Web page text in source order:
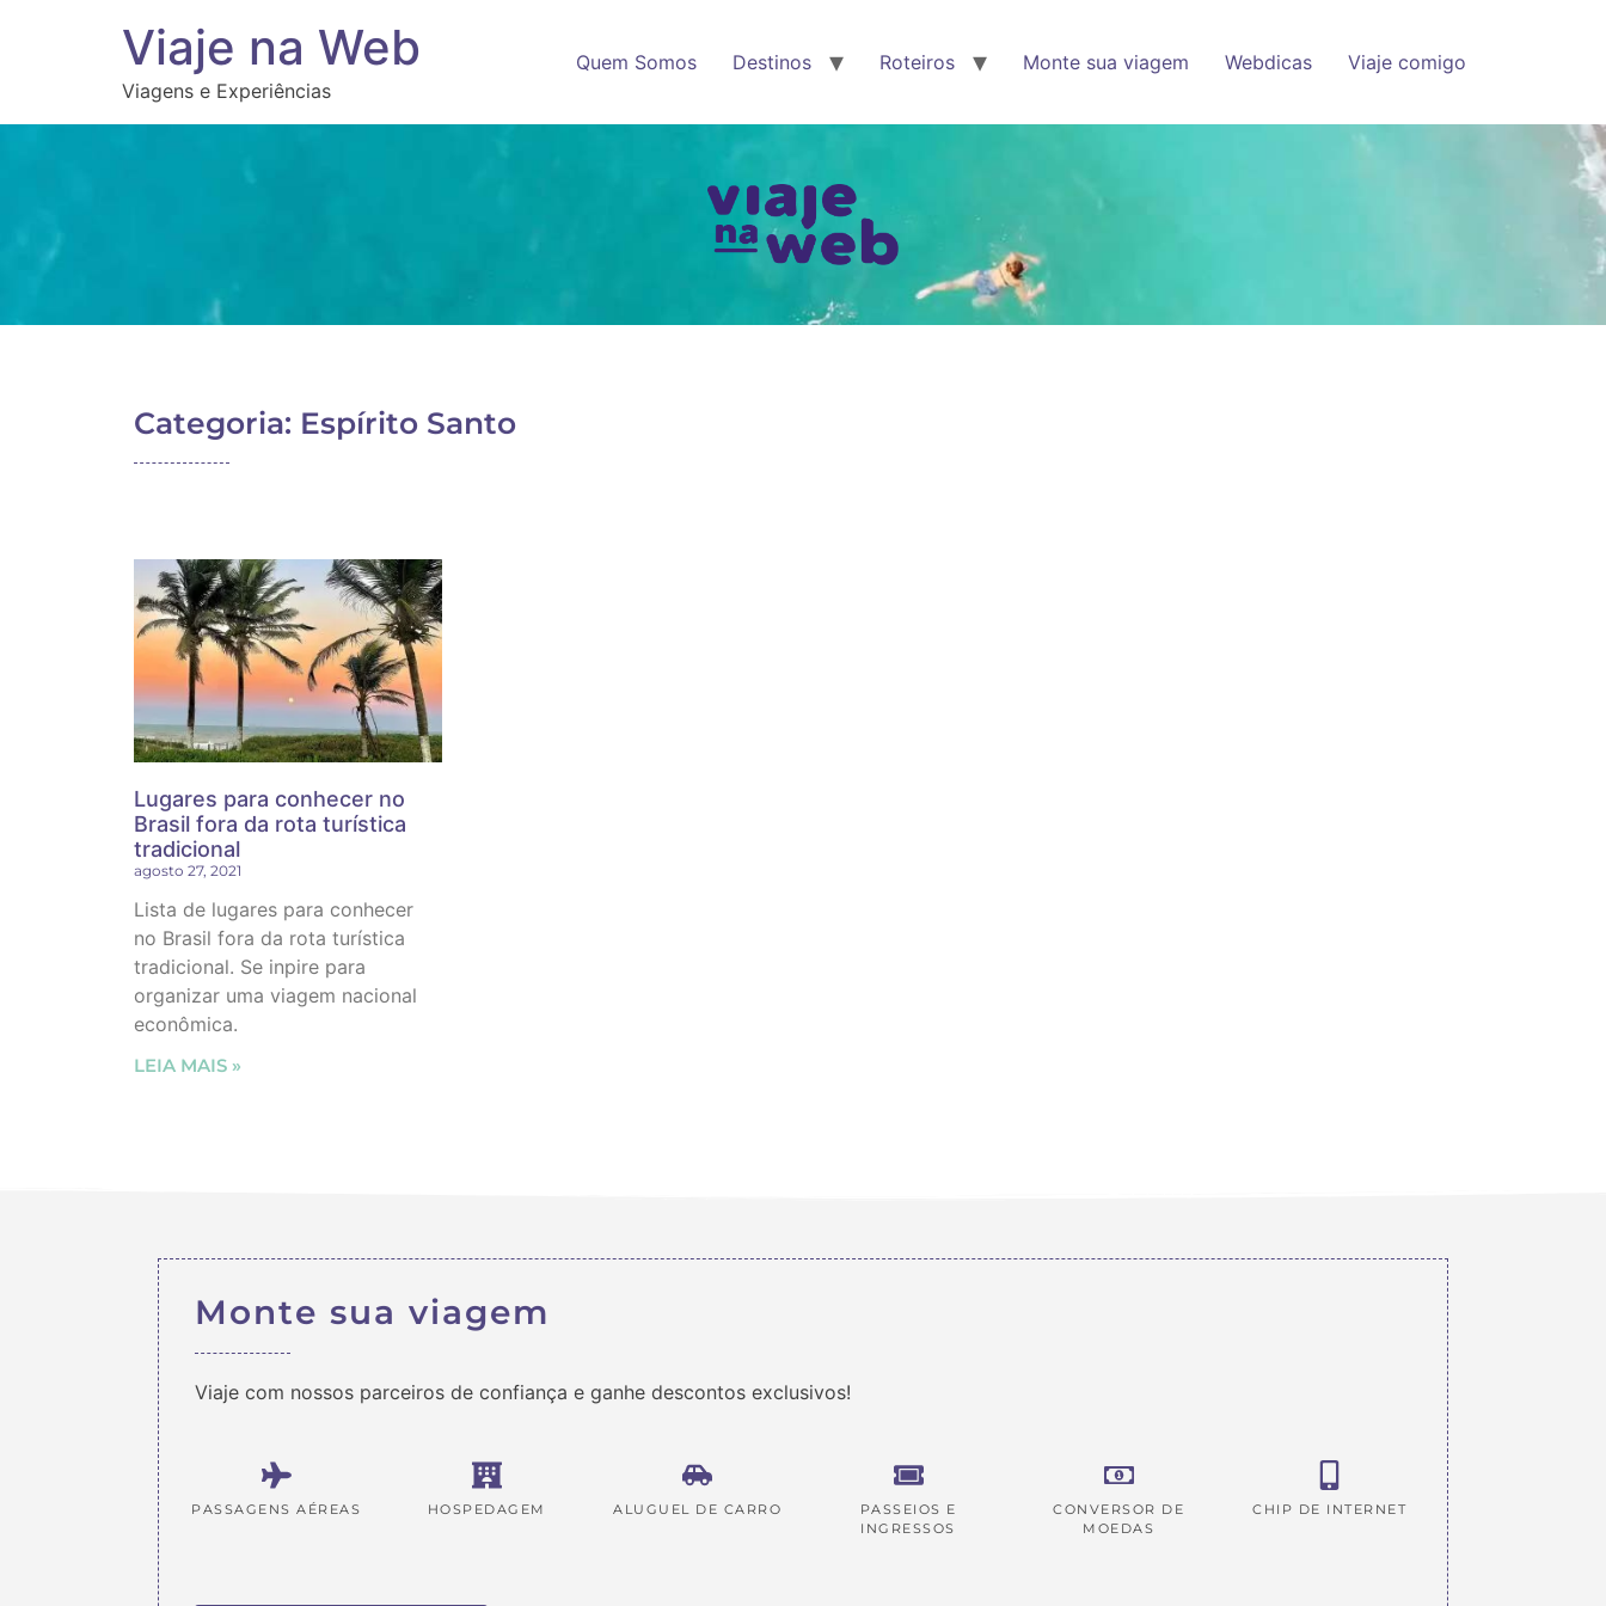
Viaje na Web
Viagens e Experiências
Quem Somos Destinos Roteiros Monte sua viagem Webdicas Viaje comigo
Categoria: Espírito Santo
Lugares para conhecer no
Brasil fora da rota turística
tradicional
agosto 27, 2021
Lista de lugares para conhecer
no Brasil fora da rota turística
tradicional. Se inpire para
organizar uma viagem nacional
econômica.
LEIA MAIS »
Monte sua viagem
Viaje com nossos parceiros de confiança e ganhe descontos exclusivos!
PASSAGENS AÉREAS HOSPEDAGEM ALUGUEL DE CARRO
PASSEIOS E
INGRESSOS
CONVERSOR DE
MOEDAS
CHIP DE INTERNET